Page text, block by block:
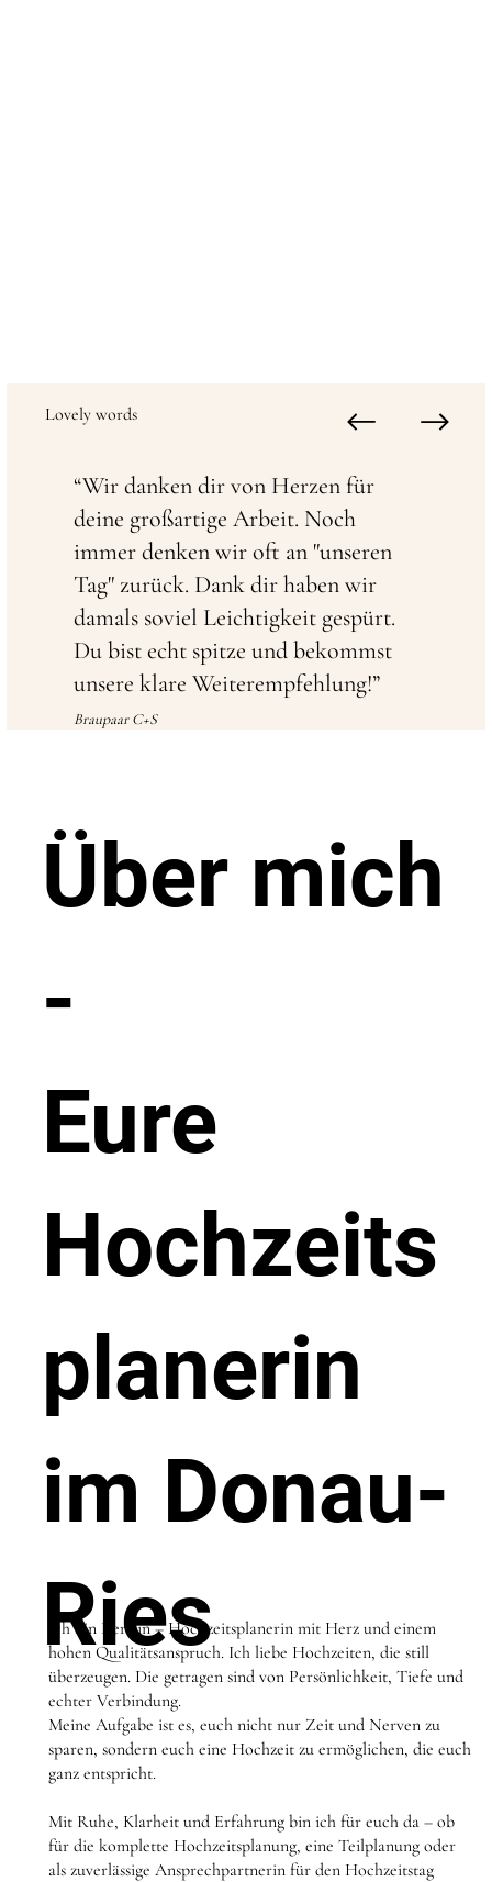
Lovely words
“Wir danken dir von Herzen für
deine großartige Arbeit. Noch
immer denken wir oft an "unseren
Tag" zurück. Dank dir haben wir
damals soviel Leichtigkeit gespürt.
Du bist echt spitze und bekommst
unsere klare Weiterempfehlung!”
Braupaar C+S
Über mich
-
Eure
Hochzeits
planerin
im Donau-
Ries
Ich bin Kerstin – Hochzeitsplanerin mit Herz und einem
hohen Qualitätsanspruch. Ich liebe Hochzeiten, die still
überzeugen. Die getragen sind von Persönlichkeit, Tiefe und
echter Verbindung.
Meine Aufgabe ist es, euch nicht nur Zeit und Nerven zu
sparen, sondern euch eine Hochzeit zu ermöglichen, die euch
ganz entspricht.
Mit Ruhe, Klarheit und Erfahrung bin ich für euch da – ob
für die komplette Hochzeitsplanung, eine Teilplanung oder
als zuverlässige Ansprechpartnerin für den Hochzeitstag